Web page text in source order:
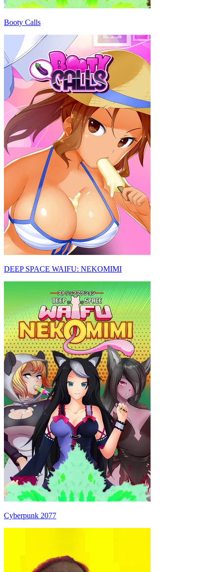
Booty Calls
DEEP SPACE WAIFU: NEKOMIMI
Cyberpunk 2077